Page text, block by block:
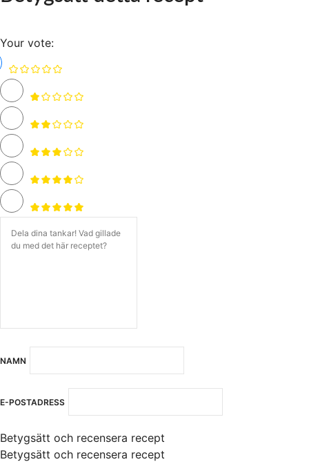
Your vote:
NAMN
E-POSTADRESS
Betygsätt och recensera recept
Betygsätt och recensera recept